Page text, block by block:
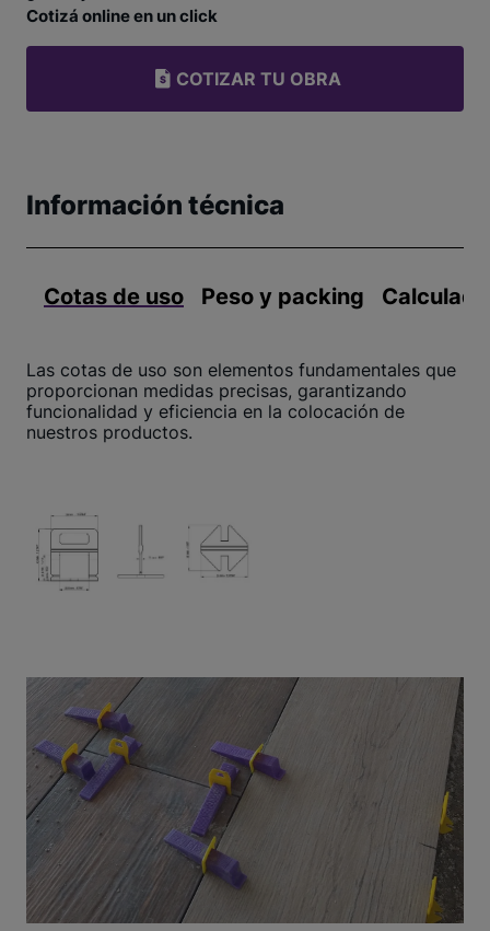
Cotizá online en un click
COTIZAR TU OBRA
Información técnica
Cotas de uso Peso y packing
Las cotas de uso son elementos fundamentales que
proporcionan medidas precisas, garantizando
funcionalidad y eficiencia en la colocación de
nuestros productos.